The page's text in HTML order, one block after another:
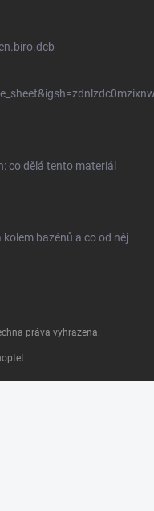
co dělá tento materiál
bazénů a co od něj
práva vyhrazena.